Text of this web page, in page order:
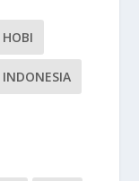
HOBI
INDONESIA